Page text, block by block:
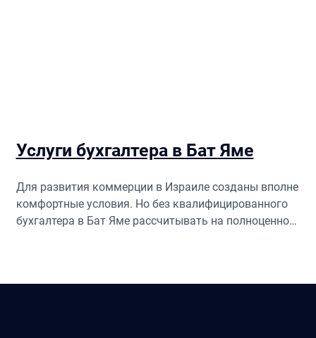
Услуги бухгалтера в Бат Яме
Для развития коммерции в Израиле созданы вполне
комфортные условия. Но без квалифицированного
бухгалтера в Бат Яме рассчитывать на полноценное